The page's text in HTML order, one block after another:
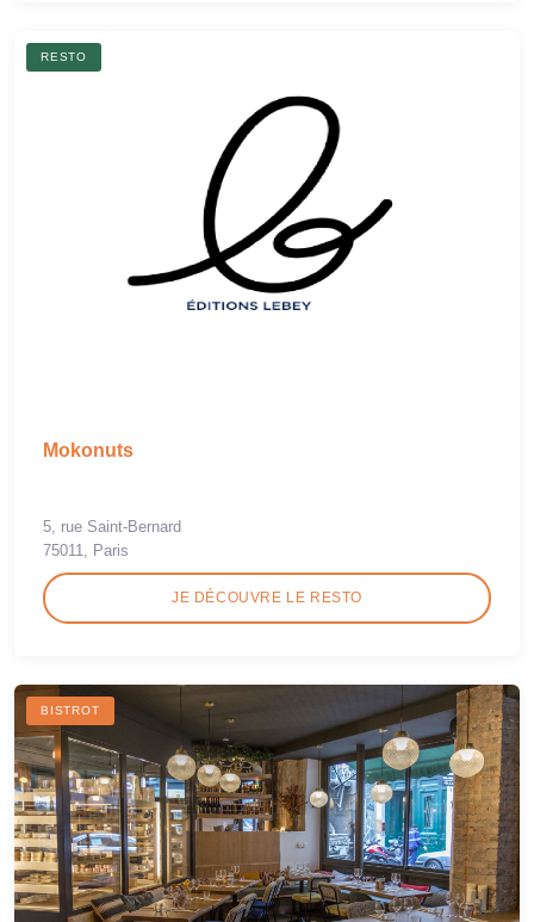
RESTO
Mokonuts
5, rue Saint-Bernard
75011, Paris
JE DÉCOUVRE LE RESTO
BISTROT